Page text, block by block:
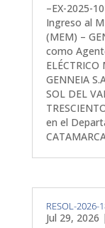
–EX-2025-
Ingreso al
(MEM) –
como
GENNEIA
SOL DEL
en el
RESOL-2026-
Jul 29, 2026 |